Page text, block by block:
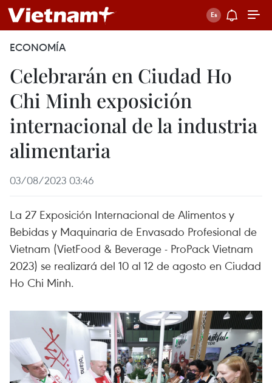
ECONOMÍA
Celebrarán en Ciudad Ho
Chi Minh exposición
internacional de la industria
alimentaria
03/08/2023 03:46
La 27 Exposición Internacional de Alimentos y
Bebidas y Maquinaria de Envasado Profesional de
Vietnam (VietFood & Beverage - ProPack Vietnam
2023) se realizará del 10 al 12 de agosto en Ciudad
Ho Chi Minh.